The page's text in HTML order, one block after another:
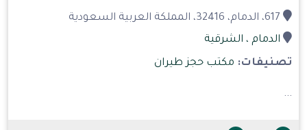
الدمام ، الشرقية
تصنيفات: مكتب حجز طيران
...